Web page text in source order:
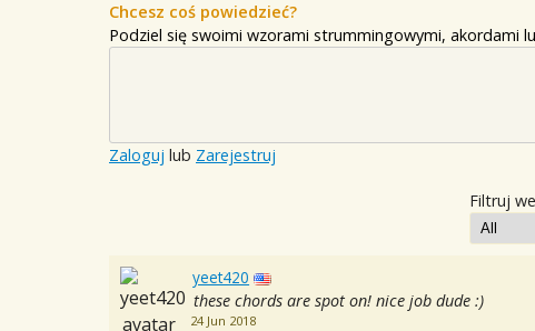
Chcesz coś powiedzieć?
Podziel się swoimi wzorami strummingowymi, akordami
Zaloguj lub Zarejestruj
Filtruj
yeet420
these chords are spot on! nice job dude :)
24 Jun 2018